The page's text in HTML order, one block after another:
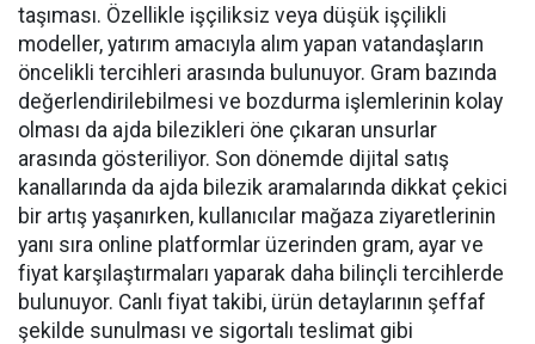
taşıması. Özellikle işçiliksiz veya düşük işçilikli
modeller, yatırım amacıyla alım yapan vatandaşların
öncelikli tercihleri arasında bulunuyor. Gram bazında
değerlendirilebilmesi ve bozdurma işlemlerinin kolay
olması da ajda bilezikleri öne çıkaran unsurlar
arasında gösteriliyor. Son dönemde dijital satış
kanallarında da ajda bilezik aramalarında dikkat çekici
bir artış yaşanırken, kullanıcılar mağaza ziyaretlerinin
yanı sıra online platformlar üzerinden gram, ayar ve
fiyat karşılaştırmaları yaparak daha bilinçli tercihlerde
bulunuyor. Canlı fiyat takibi, ürün detaylarının şeffaf
şekilde sunulması ve sigortalı teslimat gibi